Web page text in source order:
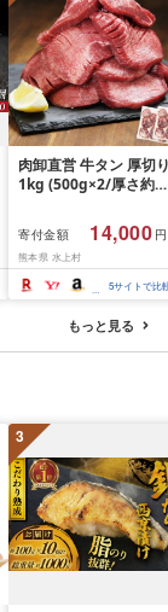
肉卸直営 牛タン 厚切
1kg (500g×2/厚さ約
牛肉 焼肉 冷凍 スライ
業務用 バーベキュー
BBQ おつまみ ギフト
祝い お中元 夏ギフト
寄付金額 14,000
熊本県 水上村
5サイトで比
もっと見る
3